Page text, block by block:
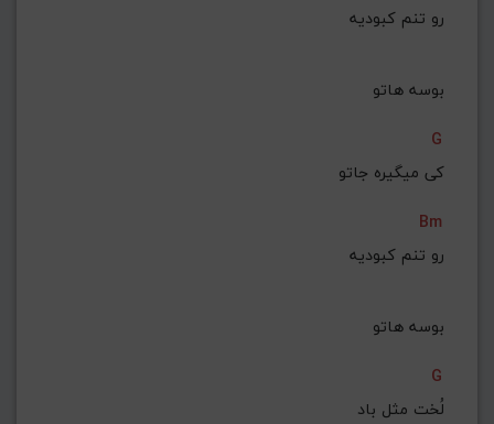
رو تنم کبودیه
بوسه هاتو
G
کی میگیره جاتو
Bm
رو تنم کبودیه
بوسه هاتو
G
لُخت مثل باد